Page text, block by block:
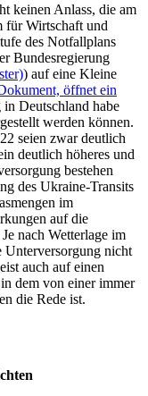
keinen Anlass, die am
für Wirtschaft und
des Notfallplans
Bundesregierung
) auf eine Kleine
öffnet ein
in Deutschland habe
werden können.
seien zwar deutlich
deutlich höheres und
bestehen
des Ukraine-Transits
im
auf die
nach Wetterlage im
Unterversorgung nicht
auch auf einen
dem von einer immer
die Rede ist.